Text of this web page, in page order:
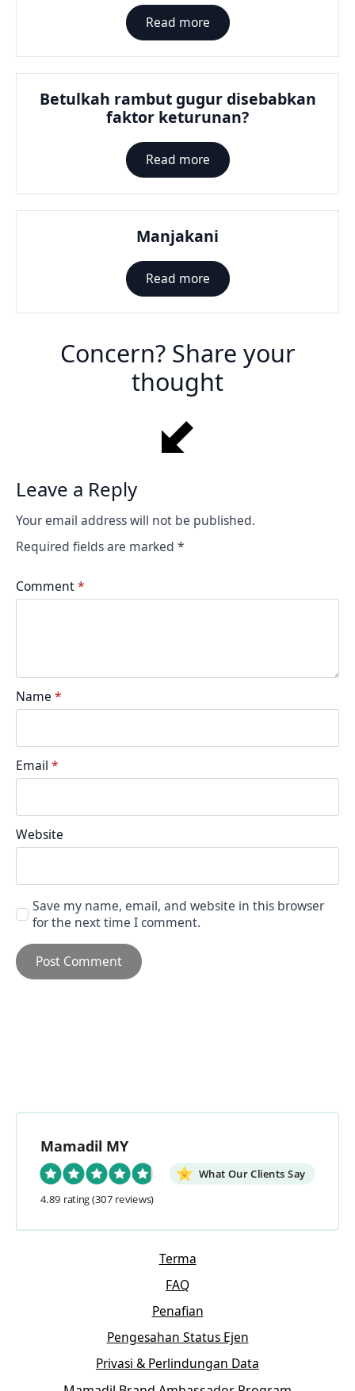
Read more
Betulkah rambut gugur disebabkan
faktor keturunan?
Read more
Manjakani
Read more
Concern? Share your
thought
Leave a Reply
Your email address will not be published.
Required fields are marked *
Comment*
Name *
Email *
Website
Save my name, email, and website in this browser
for the next time I comment.
Mamadil MY
What Our Clients Say
4.89 rating(307 reviews)
Terma
FAQ
Penafian
Pengesahan Status Ejen
Privasi & Perlindungan Data